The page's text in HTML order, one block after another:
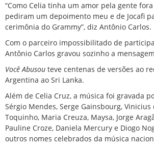
“Como Celia tinha um amor pela gente
pediram um depoimento meu e de Jocafi
cerimônia do Grammy”, diz Antônio Carlos.
Com o parceiro impossibilitado de
Antônio Carlos gravou sozinho a
Você Abusou teve centenas de versões ao
Argentina ao Sri Lanka.
Além de Celia Cruz, a música foi gravada
Sérgio Mendes, Serge Gainsbourg, Vinicius
Toquinho, Maria Creuza, Maysa, Jorge
Pauline Croze, Daniela Mercury e Diogo
outros nomes celebrados da música